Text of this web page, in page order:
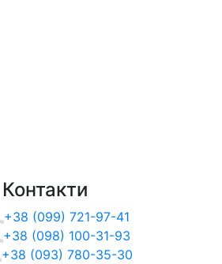
Контакти
+38 (099) 721-97-41
+38 (098) 100-31-93
+38 (093) 780-35-30